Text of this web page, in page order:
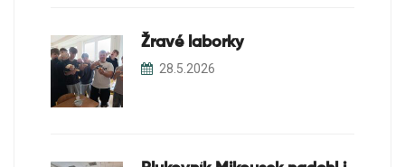
Žravé laborky
28.5.2026